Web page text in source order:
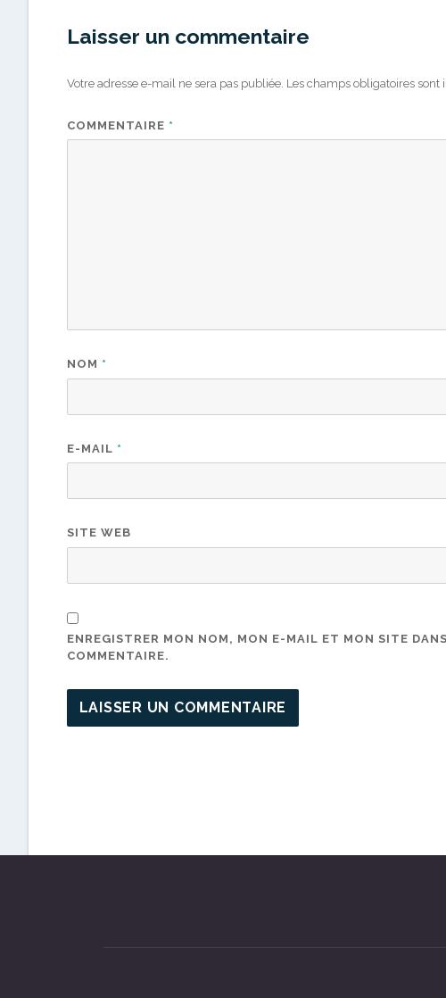
Laisser un commentaire
Votre adresse e-mail ne sera pas publiée. Les champs obligatoires sont
COMMENTAIRE *
NOM *
E-MAIL *
SITE WEB
ENREGISTRER MON NOM, MON E-MAIL ET MON SITE
COMMENTAIRE.